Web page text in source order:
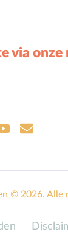
via
© 2026. Alle